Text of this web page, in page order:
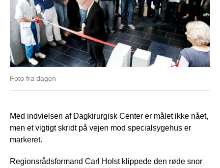
Foto fra dagen
Med indvielsen af Dagkirurgisk Center er målet ikke nået,
men et vigtigt skridt på vejen mod specialsygehus er
markeret.
Regionsrådsformand Carl Holst klippede den røde snor